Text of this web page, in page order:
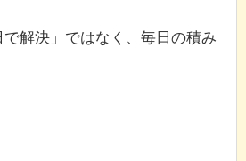
解決」ではなく、毎日の積み